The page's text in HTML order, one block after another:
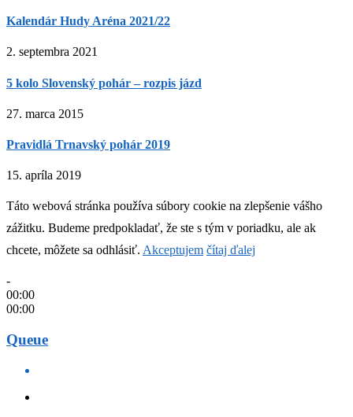
Kalendár Hudy Aréna 2021/22
2. septembra 2021
5 kolo Slovenský pohár – rozpis jázd
27. marca 2015
Pravidlá Trnavský pohár 2019
15. apríla 2019
Táto webová stránka používa súbory cookie na zlepšenie vášho
zážitku. Budeme predpokladať, že ste s tým v poriadku, ale ak
chcete, môžete sa odhlásiť. Akceptujem čítaj ďalej
-
00:00
00:00
Queue